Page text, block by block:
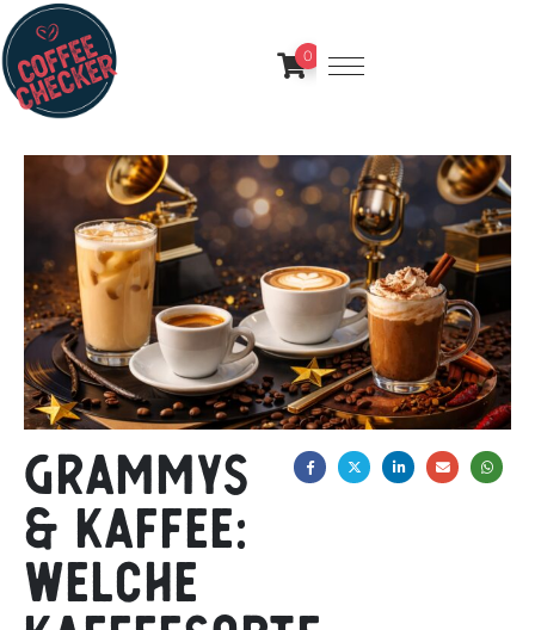
0
Grammys
& Kaffee:
Welche